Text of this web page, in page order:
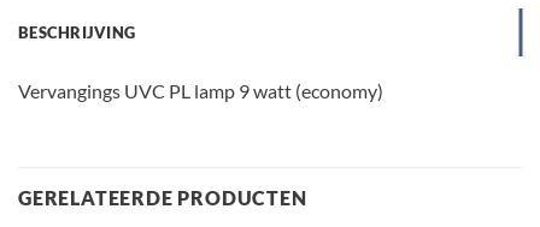
BESCHRIJVING
Vervangings UVC PL lamp 9 watt (economy)
GERELATEERDE PRODUCTEN